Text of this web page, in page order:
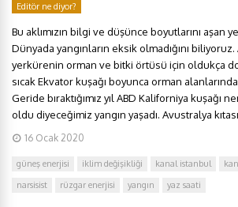
Editör ne diyor?
Bu aklımızın bilgi ve düşünce boyutlarını aşan
Dünyada yangınların eksik olmadığını biliyoruz.
yerkürenin orman ve bitki örtüsü için oldukça
sıcak Ekvator kuşağı boyunca orman
Geride bıraktığımız yıl ABD Kaliforniya kuşağı
oldu diyeceğimiz yangın yaşadı. Avustralya
16 Ocak 2020
güneş enerjisi iklim değişikliği kanal istanbul
narsisist
rüzgar enerjisi yangın yaz saati